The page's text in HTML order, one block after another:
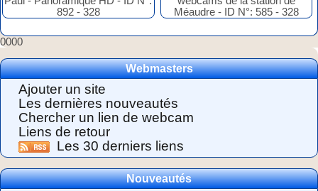
0000
Webmasters
Ajouter un site
Les dernières nouveautés
Chercher un lien de webcam
Liens de retour
Les 30 derniers liens
Nouveautés